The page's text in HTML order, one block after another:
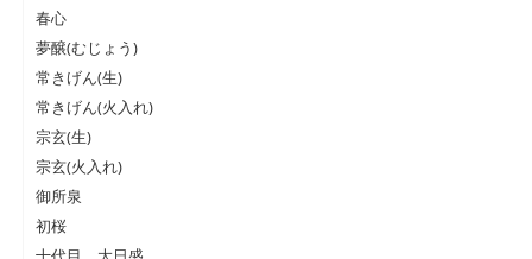
春心
夢醸(むじょう)
常きげん(生)
常きげん(火入れ)
宗玄(生)
宗玄(火入れ)
御所泉
初桜